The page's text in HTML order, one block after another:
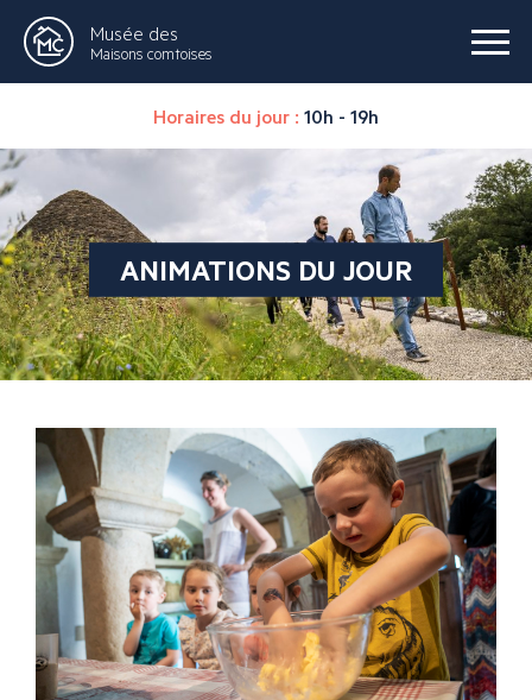
Musée des
Maisons comtoises
Horaires du jour : 10h - 19h
ANIMATIONS DU JOUR